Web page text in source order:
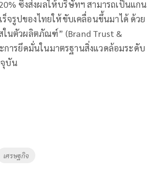
ซึ่งส่งผลให้บริษัทฯ สามารถเป็นแกน
จรูปของไทยให้ขับเคลื่อนขึ้นมาได้ ด้วย
ในตัวผลิตภัณฑ์” (Brand Trust &
การยึดมั่นในมาตรฐานสิ่งแวดล้อมระดับ
จุบัน
เศรษฐกิจ